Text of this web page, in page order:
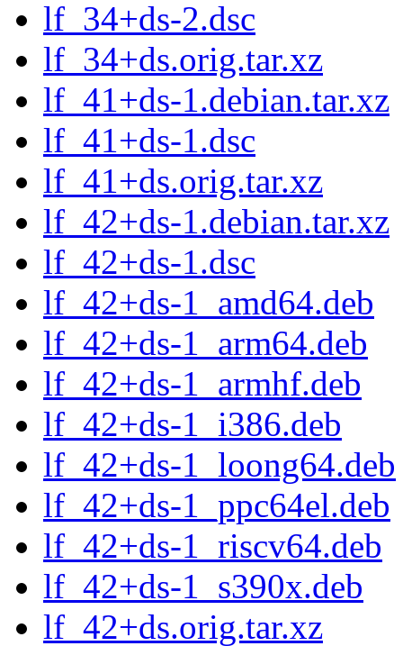
lf_34+ds-2.dsc
lf_34+ds.orig.tar.xz
lf_41+ds-1.debian.tar.xz
lf_41+ds-1.dsc
lf_41+ds.orig.tar.xz
lf_42+ds-1.debian.tar.xz
lf_42+ds-1.dsc
lf_42+ds-1_amd64.deb
lf_42+ds-1_arm64.deb
lf_42+ds-1_armhf.deb
lf_42+ds-1_i386.deb
lf_42+ds-1_loong64.deb
lf_42+ds-1_ppc64el.deb
lf_42+ds-1_riscv64.deb
lf_42+ds-1_s390x.deb
lf_42+ds.orig.tar.xz